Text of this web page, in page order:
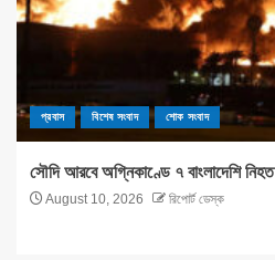
প্রবাস বিশেষ সংবাদ শোক সংবাদ
সৌদি আরবে অগ্নিকাণ্ডে ৭ বাংলাদেশি নিহত
August 10, 2026 রিপোর্ট ডেস্ক